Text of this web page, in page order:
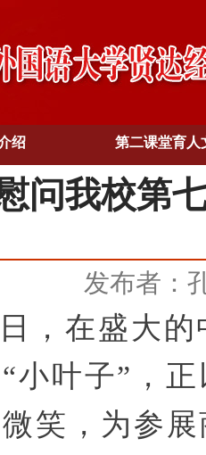
绍 第二课堂育人
问我校第
发布者：
，在盛大
小叶子”，
笑，为参